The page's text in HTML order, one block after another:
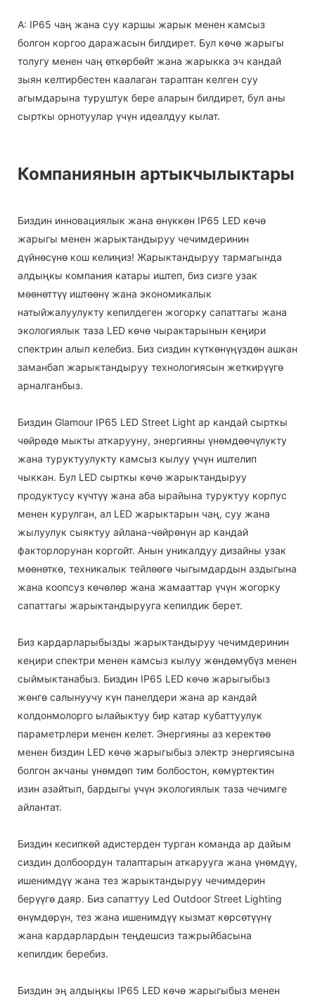
A: IP65 чаң жана суу каршы жарык менен камсыз
болгон коргоо даражасын билдирет. Бул көчө жарыгы
толугу менен чаң өткөрбөйт жана жарыкка эч кандай
зыян келтирбестен каалаган тараптан келген суу
агымдарына туруштук бере аларын билдирет, бул аны
сырткы орнотуулар үчүн идеалдуу кылат.
Компаниянын артыкчылыктары
Биздин инновациялык жана өнүккөн IP65 LED көчө
жарыгы менен жарыктандыруу чечимдеринин
дүйнөсүнө кош келиңиз! Жарыктандыруу тармагында
алдыңкы компания катары иштеп, биз сизге узак
мөөнөттүү иштөөнү жана экономикалык
натыйжалуулукту кепилдеген жогорку сапаттагы жана
экологиялык таза LED көчө чырактарынын кеңири
спектрин алып келебиз. Биз сиздин күткөнүңүздөн ашкан
заманбап жарыктандыруу технологиясын жеткирүүгө
арналганбыз.
Биздин Glamour IP65 LED Street Light ар кандай сырткы
чөйрөдө мыкты аткарууну, энергияны үнөмдөөчүлукту
жана туруктуулукту камсыз кылуу үчүн иштелип
чыккан. Бул LED сырткы көчө жарыктандыруу
продуктусу күчтүү жана аба ырайына туруктуу корпус
менен курулган, ал LED жарыктарын чаң, суу жана
жылуулук сыяктуу айлана-чөйрөнүн ар кандай
факторлорунан коргойт. Анын уникалдуу дизайны узак
мөөнөткө, техникалык тейлөөгө чыгымдардын аздыгына
жана коопсуз көчөлөр жана жамааттар үчүн жогорку
сапаттагы жарыктандырууга кепилдик берет.
Биз кардарларыбызды жарыктандыруу чечимдеринин
кеңири спектри менен камсыз кылуу жөндөмүбүз менен
сыймыктанабыз. Биздин IP65 LED көчө жарыгыбыз
жөнгө салынуучу күн панелдери жана ар кандай
колдонмолорго ылайыктуу бир катар кубаттуулук
параметрлери менен келет. Энергияны аз керектөө
менен биздин LED көчө жарыгыбыз электр энергиясына
болгон акчаны үнөмдөп тим болбостон, көмүртектин
изин азайтып, бардыгы үчүн экологиялык таза чечимге
айлантат.
Биздин кесипкөй адистерден турган команда ар дайым
сиздин долбоордун талаптарын аткарууга жана үнөмдүү,
ишенимдүү жана тез жарыктандыруу чечимдерин
берүүгө даяр. Биз сапаттуу Led Outdoor Street Lighting
өнүмдөрүн, тез жана ишенимдүү кызмат көрсөтүүнү
жана кардарлардын теңдешсиз тажрыйбасына
кепилдик беребиз.
Биздин эң алдыңкы IP65 LED көчө жарыгыбыз менен